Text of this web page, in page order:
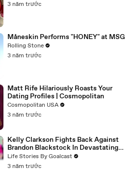
3 năm trước
Måneskin Performs "HONEY" at MSG
Rolling Stone
3 năm trước
Matt Rife Hilariously Roasts Your
Dating Profiles | Cosmopolitan
Cosmopolitan USA
3 năm trước
Kelly Clarkson Fights Back Against
Brandon Blackstock In Devastating
Divorce Battle
Life Stories By Goalcast
3 năm trước